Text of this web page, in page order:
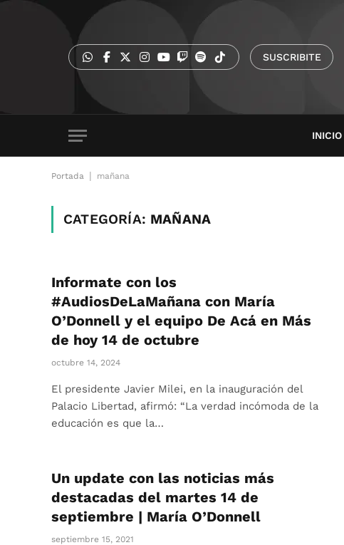
SUSCRIBITE
INICIO
Portada mañana
CATEGORÍA: MAÑANA
Informate con los
#AudiosDeLaMañana con María
O’Donnell y el equipo De Acá en Más
de hoy 14 de octubre
octubre 14, 2024
El presidente Javier Milei, en la inauguración del
Palacio Libertad, afirmó: “La verdad incómoda de la
educación es que la…
Un update con las noticias más
destacadas del martes 14 de
septiembre | María O’Donnell
septiembre 15, 2021